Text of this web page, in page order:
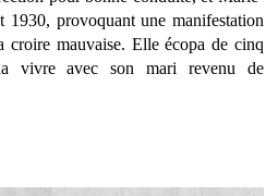
provoquant une manifestation
croire mauvaise. Elle écopa de cinq
vivre avec son mari revenu de